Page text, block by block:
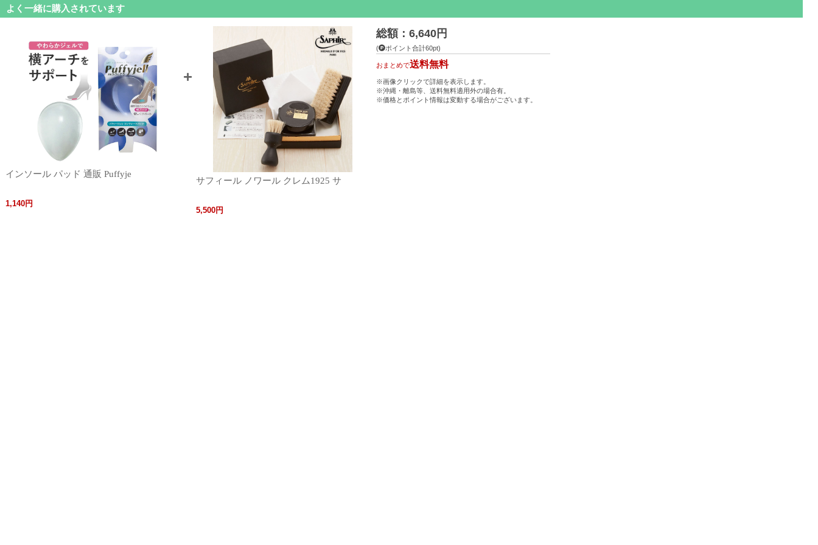
よく一緒に購入されています
インソール パッド 通販 Puffyje
1,140円
サフィール ノワール クレム1925 サ
5,500円
総額：6,640円
( ポイント合計60pt)
おまとめで送料無料
※画像クリックで詳細を表示します。
※沖縄・離島等、送料無料適用外の場合有。
※価格とポイント情報は変動する場合がございます。